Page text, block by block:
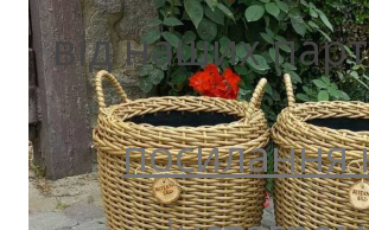
від наших
посилання